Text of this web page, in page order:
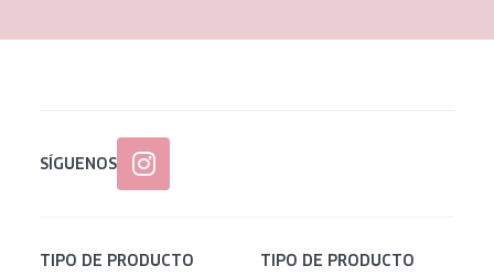
SÍGUENOS
TIPO DE PRODUCTO TIPO DE PRODUCTO